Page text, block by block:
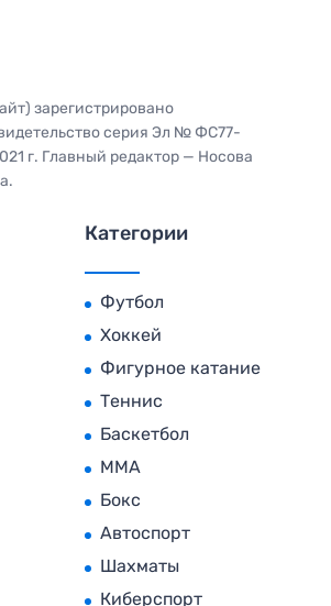
зарегистрировано
серия Эл № ФС77-
г. Главный редактор — Носова
Категории
Футбол
Хоккей
Фигурное катание
Теннис
Баскетбол
MMA
Бокс
Автоспорт
Шахматы
Киберспорт